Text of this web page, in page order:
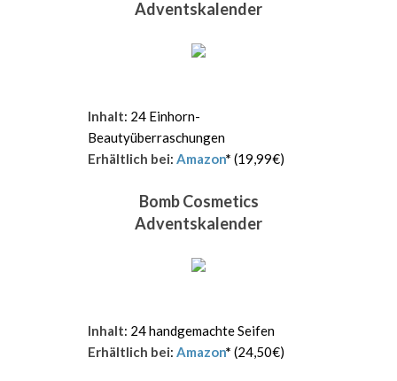
Adventskalender
Inhalt: 24 Einhorn-
Beautyüberraschungen
Erhältlich bei: Amazon* (19,99€)
Bomb Cosmetics
Adventskalender
Inhalt: 24 handgemachte Seifen
Erhältlich bei: Amazon* (24,50€)